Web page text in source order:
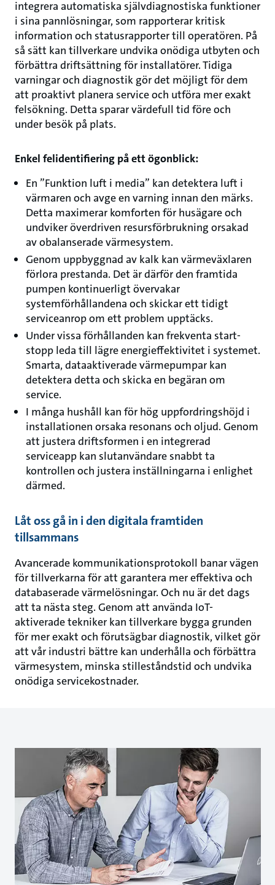
integrera automatiska självdiagnostiska funktioner
i sina pannlösningar, som rapporterar kritisk
information och statusrapporter till operatören. På
så sätt kan tillverkare undvika onödiga utbyten och
förbättra driftsättning för installatörer. Tidiga
varningar och diagnostik gör det möjligt för dem
att proaktivt planera service och utföra mer exakt
felsökning. Detta sparar värdefull tid före och
under besök på plats.
Enkel felidentifiering på ett ögonblick:
En ”Funktion luft i media” kan detektera luft i
värmaren och avge en varning innan den märks.
Detta maximerar komforten för husägare och
undviker överdriven resursförbrukning orsakad
av obalanserade värmesystem.
Genom uppbyggnad av kalk kan värmeväxlaren
förlora prestanda. Det är därför den framtida
pumpen kontinuerligt övervakar
systemförhållandena och skickar ett tidigt
serviceanrop om ett problem upptäcks.
Under vissa förhållanden kan frekventa start-
stopp leda till lägre energieffektivitet i systemet.
Smarta, dataaktiverade värmepumpar kan
detektera detta och skicka en begäran om
service.
I många hushåll kan för hög uppfordringshöjd i
installationen orsaka resonans och oljud. Genom
att justera driftsformen i en integrerad
serviceapp kan slutanvändare snabbt ta
kontrollen och justera inställningarna i enlighet
därmed.
Låt oss gå in i den digitala framtiden
tillsammans
Avancerade kommunikationsprotokoll banar vägen
för tillverkarna för att garantera mer effektiva och
databaserade värmelösningar. Och nu är det dags
att ta nästa steg. Genom att använda IoT-
aktiverade tekniker kan tillverkare bygga grunden
för mer exakt och förutsägbar diagnostik, vilket gör
att vår industri bättre kan underhålla och förbättra
värmesystem, minska stilleståndstid och undvika
onödiga servicekostnader.